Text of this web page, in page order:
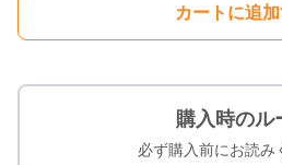
カートに追
購入時のル
必ず購入前にお読み